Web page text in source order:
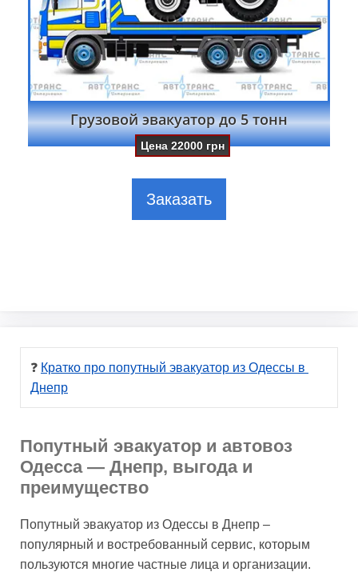
Грузовой эвакуатор до 5 тонн
Цена22000 грн
Заказать
❓ Кратко про попутный эвакуатор из Одессы в
Днепр
Попутный эвакуатор и автовоз
Одесса — Днепр, выгода и
преимущество
Попутный эвакуатор из Одессы в Днепр –
популярный и востребованный сервис, которым
пользуются многие частные лица и организации.